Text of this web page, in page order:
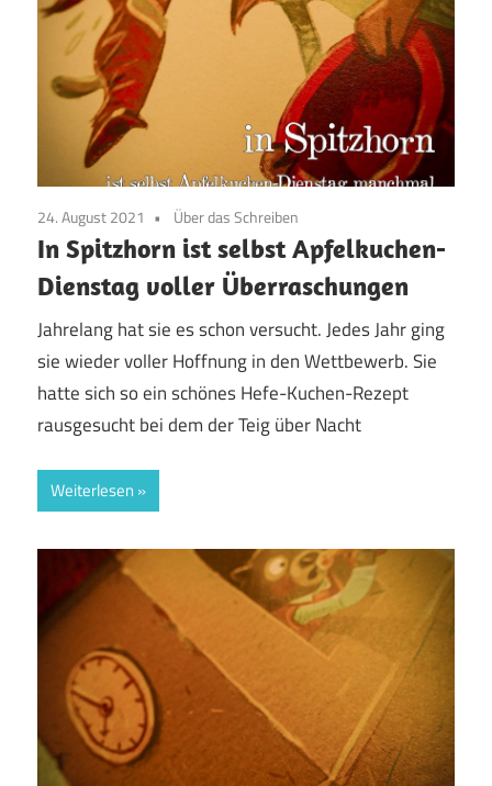
24. August 2021 Über das Schreiben
In Spitzhorn ist selbst Apfelkuchen-
Dienstag voller Überraschungen
Jahrelang hat sie es schon versucht. Jedes Jahr ging
sie wieder voller Hoffnung in den Wettbewerb. Sie
hatte sich so ein schönes Hefe-Kuchen-Rezept
rausgesucht bei dem der Teig über Nacht
Weiterlesen